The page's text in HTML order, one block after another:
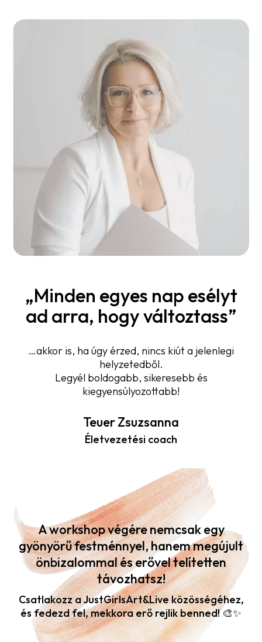
„Minden egyes nap esélyt
ad arra, hogy változtass”
…akkor is, ha úgy érzed, nincs kiút a jelenlegi
helyzetedből.
Legyél boldogabb, sikeresebb és
kiegyensúlyozottabb!
Teuer Zsuzsanna
Életvezetési coach
A workshop végére nemcsak egy
gyönyörű festménnyel, hanem megújult
önbizalommal és erővel telítetten
távozhatsz!
Csatlakozz a JustGirlsArt&Live közösségéhez,
és fedezd fel, mekkora erő rejlik benned! 🎨✨